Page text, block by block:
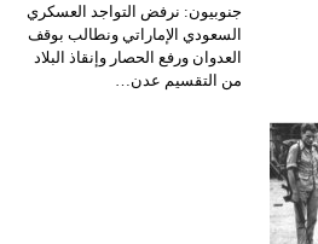
جنوبيون: نرفض التواجد العسكري
السعودي الإماراتي ونطالب بوقف
العدوان ورفع الحصار وإنقاذ البلاد
من التقسيم عدن…